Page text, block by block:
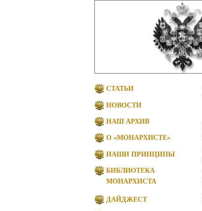
СТАТЬИ
НОВОСТИ
НАШ АРХИВ
О «МОНАРХИСТЕ»
НАШИ ПРИНЦИПЫ
БИБЛИОТЕКА
МОНАРХИСТА
ДАЙДЖЕСТ